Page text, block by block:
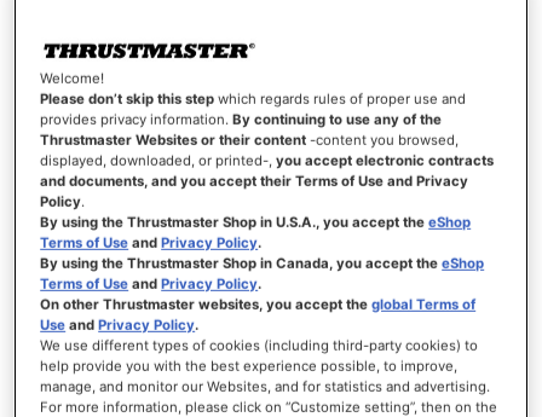
PREPARAÇÃO DA PRESENTE DECLARAÇÃO
DE ACESSIBILIDADE
A presente declaração foi preparada a 23 de março de 2026.
Tecnologias utilizadas para criar este sítio Web
CSS
JavaScript
Ambiente de teste
Foram realizadas verificações de representação de conteúdos de acordo com a
combinação estabelecida na base de referência RGAA, utilizando as seguintes
versões:
Welcome!
Please don’t skip this step which regards rules of proper use and
provides privacy information.By continuing to use any of the
Thrustmaster Websites or their content -content you browsed,
displayed, downloaded, or printed-,you accept electronic contracts
and documents, and you accept their Terms of Use and Privacy
Policy.
By using the Thrustmaster Shop in U.S.A., you accept theeShop
Terms of Use andPrivacy Policy.
By using the Thrustmaster Shop in Canada, you accept theeShop
Terms of Use andPrivacy Policy.
On other Thrustmaster websites, you accept theglobal Terms of
Use andPrivacy Policy.
We use different types of cookies (including third-party cookies) to
help provide you with the best experience possible, to improve,
manage, and monitor our Websites, and for statistics and advertising.
For more information, please click on “Customize setting”, then on the